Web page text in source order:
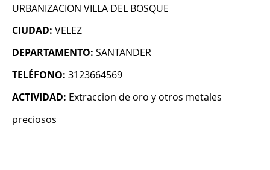
URBANIZACION VILLA DEL BOSQUE
CIUDAD: VELEZ
DEPARTAMENTO: SANTANDER
TELÉFONO: 3123664569
ACTIVIDAD: Extraccion de oro y otros metales
preciosos